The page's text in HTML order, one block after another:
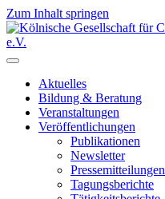
Zum Inhalt springen
Hauptnavigation
Aktuelles
Bildung & Beratung
Veranstaltungen
Veröffentlichungen
Publikationen
Newsletter
Pressemitteilungen
Tagungsberichte